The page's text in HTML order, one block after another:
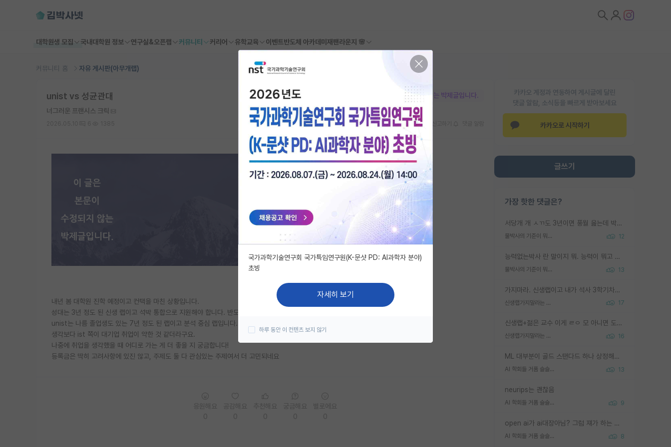
대학원생 모집 국내대학원 정보 연구실&오픈랩 커뮤니티 커리어 유학교육 이벤트반도체 아카데미 재팬라운지 🌸
커뮤니티 홈 자유 게시판(아무개랩)
카카오 계정과 연동하여 게시글에 달린
댓글 알람, 소식등을 빠르게 받아보세요
카카오로 시작하기
글쓰기
가장 핫한 댓글은?
서당개 개 ㅅㄲ도 3년이면 풍월 읊는데 박사 5년 이상 대리고 있으면서 물된건 교수 탓 맞는ㄱ게 거기가 서당이 아니란 소리임
물박사의 기준이 뭐임? 12
능력없는박사 란 말이지 뭐. 능력이 뭐고 능력이 있다는게 뭔지는 사람마다 기준이 다르니까 얘기해봐야 서로 자기 기준만 얘기해서 논쟁이 끝이 안나고. 주위에서 능력있고 야심있는 신입생이 교수가 유의미한 피드백을 아예 안주면서 제대로된 과제에 참여해볼 기회도 제공하지 않고 잡일 뺑뺑이만 돌려서 맨날 단순작업만 하면서 밤새다가 눈빛이 점점 죽어가는걸 본 사람은 물박사는 교수탓이라고 하고, 교수는 이것저것 알려도 주고 기회도 주고 사수 동기 붙여주면서 어떻게든 끌고가려고 하는데 본인이 매일 뺀질거리면서 출근 하는둥마는둥 하다가 기껏 와서도 폰이나 쳐다보다가 실험 망치고 저녁약속있어서 먼저 가볼게요~ 하는걸 본 사람은 물박사는 본인탓이라고 함.
물박사의 기준이 뭐임? 13
가지마라. 신생랩이고 내가 석사 3학기차인데 최고참인데 나도 아무것도 모르는데 교수가 후배들 왜 논문 교육 안시키냐. 논문 왜 안 써오냐 닦달한다
신생랩가지말라는 이유가 있었구나 17
신생랩+젊은 교수 이게 ㄹㅇ 모 아니면 도인듯.
신생랩가지말라는 이유가 있었구나 16
ML 대부분이 골드 스탠다드 하나 상정해놓고 (벤치마크 데이터셋이 여러 개면 여러 개 상정) 그거 얼마나 잘 맞추나 싸움임 가끔 번뜩이는 설계 철학을 보여주는 논문들도 있지만 대부분 그거 성적 얼마나 더 올리느라에 혈안이 되어 있는 측면이 잇음
AI 학회들 거품 슬슬 지적이 나오네요 13
neurips는 괜찮음
AI 학회들 거품 슬슬 지적이 나오네요 9
open ai가 ai대장아님? 그럼 쟤가 하는 말이 다 맞겠네
AI 학회들 거품 슬슬 지적이 나오네요 8
본문이 수정되지 않는 박제글입니다.
unist vs 성균관대
너그러운 프랜시스 크릭
스크랩
내년 봄 대학원 진학 예정이고 컨택을 마친 상황입니다.
성대는 3년 정도 된 신생 랩이고 석박 통합으로 지원해야 합니다. 반도체 소자 랩입니다.
unist는 나름 졸업생도 있는 7년 정도 된 랩이고 분석 중심 랩입니다. 석사까지 할지는 선택이구요.
생각보다 ist 쪽이 대기업 취업이 약한 것 같더라구요.
나중에 취업을 생각했을 때 어디로 가는 게 더 좋을 지 궁금합니다!
등록금은 딱히 고려사항에 있진 않고, 주제도 둘 다 관심있는 주제여서 더 고민되네요
국가과학기술연구회 국가특임연구원(K-문샷 PD: AI과학자 분야)
초빙
자세히 보기
하루 동안 이 컨텐츠 보지 않기